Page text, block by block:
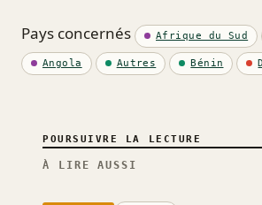
Pays concernés Afrique du Sud
Angola Autres Bénin
POURSUIVRE LA LECTURE
À LIRE AUSSI